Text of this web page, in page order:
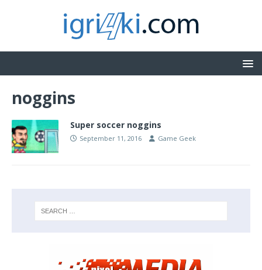
noggins
Super soccer noggins
September 11, 2016 Game Geek